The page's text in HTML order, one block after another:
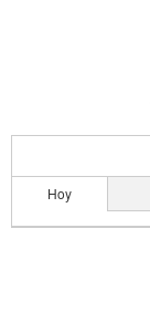
Hoy